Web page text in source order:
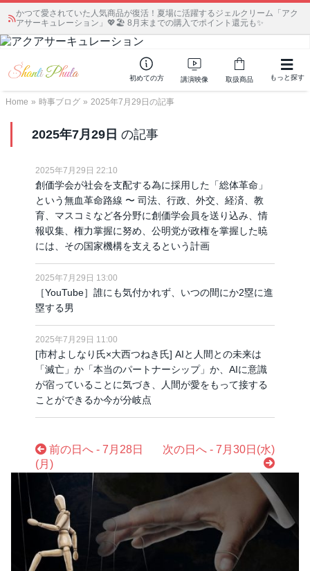
かつて愛されていた人気商品が復活！夏場に活躍するジェルクリーム「アク
アサーキュレーション」💖🏖️ 8月末までの購入でポイント還元も✨
初めての方 講演映像 取扱商品 もっと探す
Home » 時事ブログ » 2025年7月29日の記事
2025年7月29日 の記事
2025年7月29日 22:10
創価学会が社会を支配する為に採用した「総体革命」
という無血革命路線 〜 司法、行政、外交、経済、教
育、マスコミなど各分野に創価学会員を送り込み、情
報収集、権力掌握に努め、公明党が政権を掌握した暁
には、その国家機構を支えるという計画
2025年7月29日 13:00
［YouTube］誰にも気付かれず、いつの間にか2塁に進
塁する男
2025年7月29日 11:00
[市村よしなり氏×大西つねき氏] AIと人間との未来は
「滅亡」か「本当のパートナーシップ」か、AIに意識
が宿っていることに気づき、人間が愛をもって接する
ことができるか今が分岐点
前の日へ - 7月28日
(月)
次の日へ - 7月30日(水)